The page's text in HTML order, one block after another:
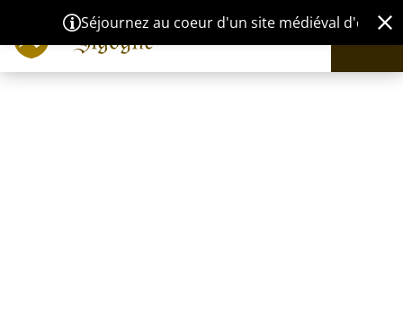
Séjournez au coeur d'un site médiéval d'exception à